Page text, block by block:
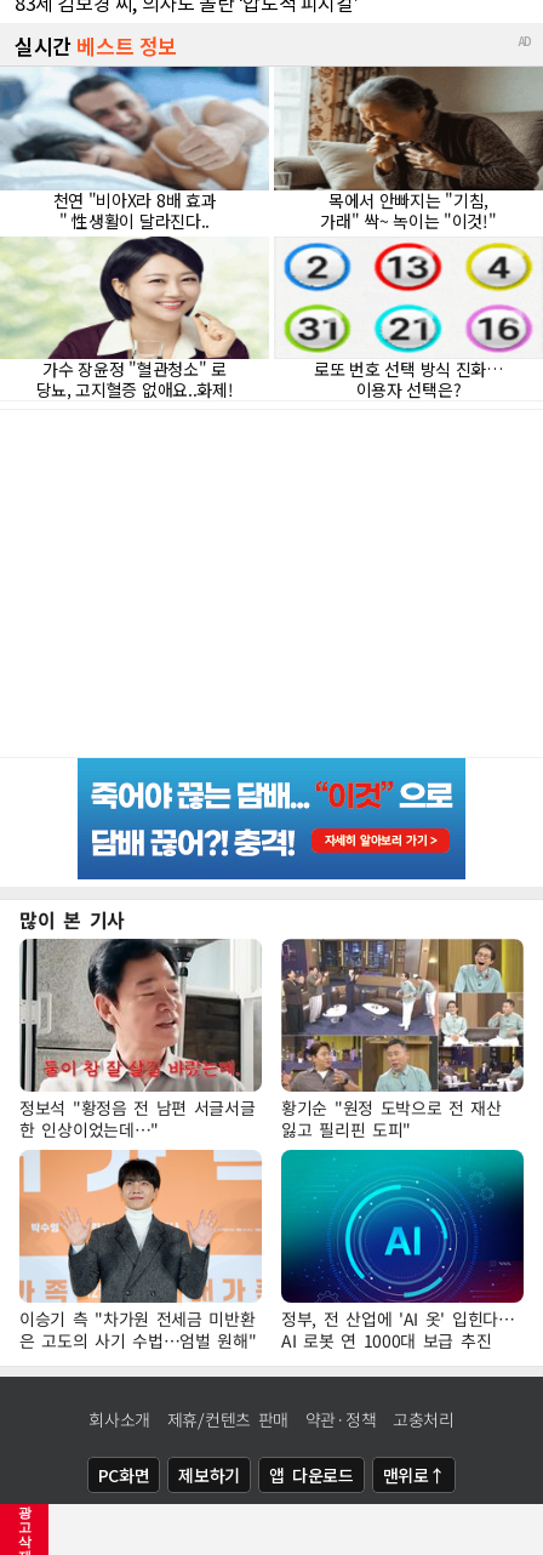
광
고
삭
많이 본 기사
정보석 "황정음 전 남편 서글서글
한 인상이었는데…"
황기순 "원정 도박으로 전 재산
잃고 필리핀 도피"
이승기 측 "차가원 전세금 미반환
은 고도의 사기 수법…엄벌 원해"
정부, 전 산업에 'AI 옷' 입힌다…
AI 로봇 연 1000대 보급 추진
회사소개 제휴/컨텐츠 판매 약관·정책 고충처리
PC화면 제보하기 앱 다운로드 맨위로↑